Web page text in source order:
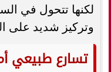
لكنها تتحول في
وتركيز شديد على
تسارع طبيعي